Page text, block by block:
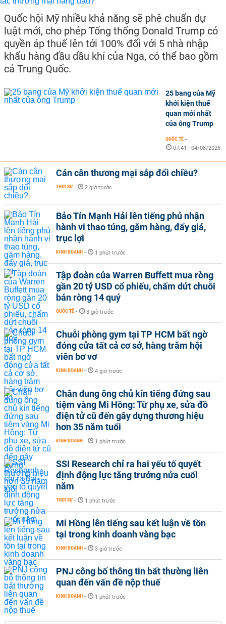
Quốc hội Mỹ nhiều khả năng sẽ phê chuẩn dự
luật mới, cho phép Tổng thống Donald Trump có
quyền áp thuế lên tới 100% đối với 5 nhà nhập
khẩu hàng đầu dầu khí của Nga, có thể bao gồm
cả Trung Quốc.
25 bang của Mỹ
khởi kiện thuế
quan mới nhất
của ông Trump
QUỐC TẾ -
07:41 | 04/08/2026
Cán cân thương mại sắp đổi chiều?
THỜI SỰ - 2 giờ trước
Bảo Tín Mạnh Hải lên tiếng phủ nhận
hành vi thao túng, găm hàng, đẩy giá,
trục lợi
KINH DOANH - 1 phút trước
Tập đoàn của Warren Buffett mua ròng
gần 20 tỷ USD cổ phiếu, chấm dứt chuỗi
bán ròng 14 quý
QUỐC TẾ - 3 giờ trước
Chuỗi phòng gym tại TP HCM bất ngờ
đóng cửa tất cả cơ sở, hàng trăm hội
viên bơ vơ
KINH DOANH - 4 giờ trước
Chân dung ông chủ kín tiếng đứng sau
tiệm vàng Mi Hồng: Từ phụ xe, sửa đồ
điện tử cũ đến gây dựng thương hiệu
hơn 35 năm tuổi
KINH DOANH - 1 phút trước
SSI Research chỉ ra hai yếu tố quyết
định động lực tăng trưởng nửa cuối
năm
THỜI SỰ - 1 phút trước
Mi Hồng lên tiếng sau kết luận về tồn
tại trong kinh doanh vàng bạc
KINH DOANH - 3 giờ trước
PNJ công bố thông tin bất thường liên
quan đến vấn đề nộp thuế
KINH DOANH - 1 phút trước